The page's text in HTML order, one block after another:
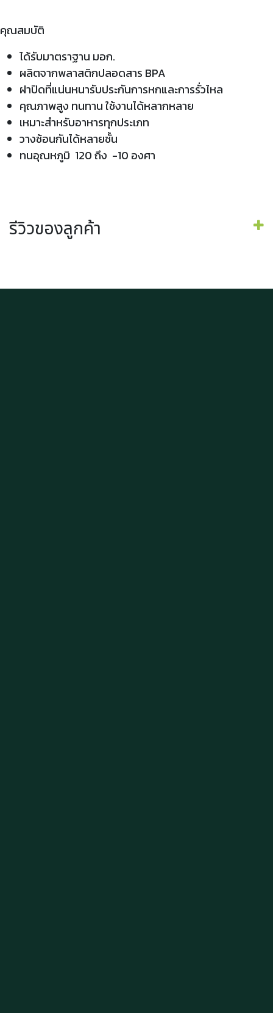
คุณสมบัติ
ได้รับมาตราฐาน มอก.
ผลิตจากพลาสติกปลอดสาร BPA
ฝาปิดที่แน่นหนารับประกันการหกและการรั่วไหล
คุณภาพสูง ทนทาน ใช้งานได้หลากหลาย
เหมาะสำหรับอาหารทุกประเภท
วางซ้อนกันได้หลายชั้น
ทนอุณหภูมิ 120 ถึง -10 องศา
รีวิวของลูกค้า